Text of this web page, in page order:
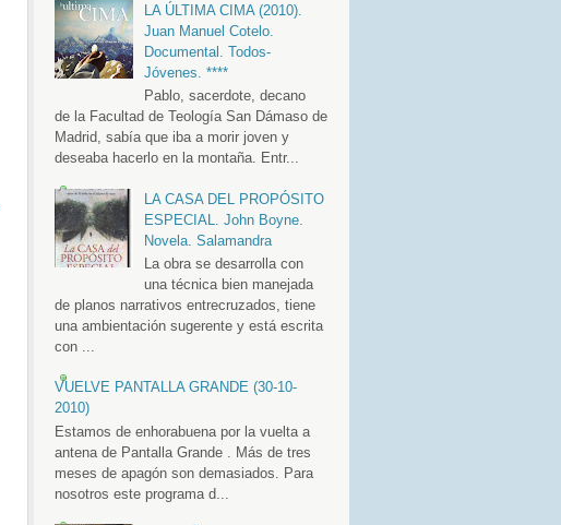
LA ÚLTIMA CIMA (2010).
Juan Manuel Cotelo.
Documental. Todos-
Jóvenes. ****
Pablo, sacerdote, decano
de la Facultad de Teología San Dámaso de
Madrid, sabía que iba a morir joven y
deseaba hacerlo en la montaña. Entr...
LA CASA DEL PROPÓSITO
ESPECIAL. John Boyne.
Novela. Salamandra
La obra se desarrolla con
una técnica bien manejada
de planos narrativos entrecruzados, tiene
una ambientación sugerente y está escrita
con ...
VUELVE PANTALLA GRANDE (30-10-
2010)
Estamos de enhorabuena por la vuelta a
antena de Pantalla Grande . Más de tres
meses de apagón son demasiados. Para
nosotros este programa d...